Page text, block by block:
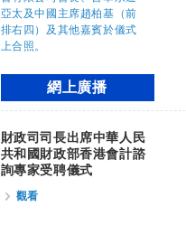
網上廣播
財政司司長出席中華人民
共和國財政部香港會計諮
詢專家受聘儀式
觀看